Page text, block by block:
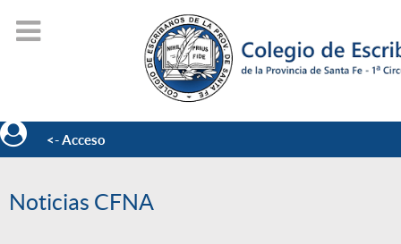
<- Acceso
Noticias CFNA